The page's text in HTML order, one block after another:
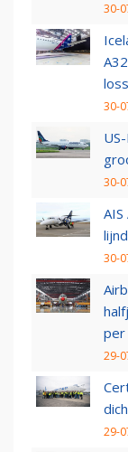
30-
30-
30-
30-
per
29-
29-